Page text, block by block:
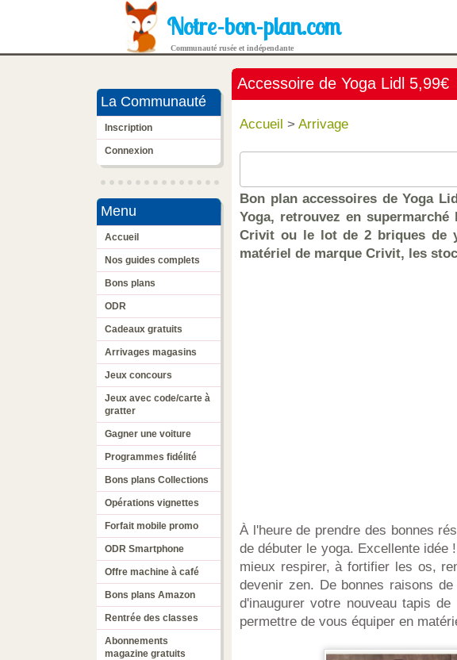
Notre-bon-plan.com
Communauté rusée et indépendante
La Communauté
Inscription
Connexion
Menu
Accueil
Nos guides complets
Bons plans
ODR
Cadeaux gratuits
Arrivages magasins
Jeux concours
Jeux avec code/carte à
gratter
Gagner une voiture
Programmes fidélité
Bons plans Collections
Opérations vignettes
Forfait mobile promo
ODR Smartphone
Offre machine à café
Bons plans Amazon
Rentrée des classes
Abonnements
magazine gratuits
Accessoire de Yoga Lidl 5,99€
Accueil > Arrivage
Bon plan accessoires de Yoga
Yoga, retrouvez en
Crivit ou le lot de 2 briques de
matériel de marque Crivit, les
À l'heure de prendre des bonnes
de débuter le yoga. Excellente idée
mieux respirer, à fortifier les os,
devenir zen. De bonnes raisons
d'inaugurer votre nouveau tapis
permettre de vous équiper en